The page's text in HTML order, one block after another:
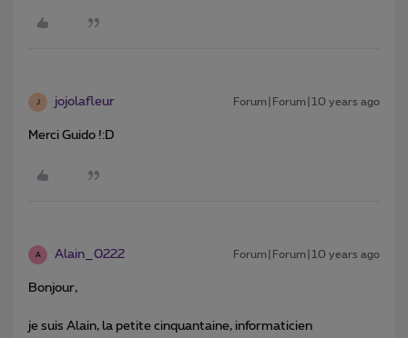
jojolafleur Forum|Forum|10 years ago
Merci Guido !:D
A Alain_0222 Forum|Forum|10 years ago
Bonjour,
je suis Alain, la petite cinquantaine, informaticien